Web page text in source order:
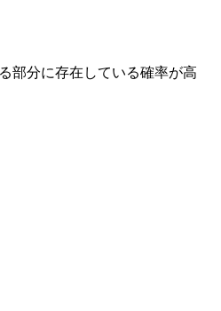
部分に存在している確率が高